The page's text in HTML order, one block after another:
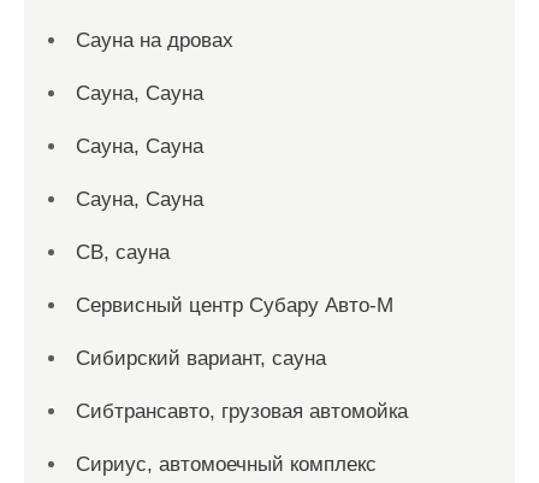
Сауна на дровах
Сауна, Сауна
Сауна, Сауна
Сауна, Сауна
СВ, сауна
Сервисный центр Субару Авто-М
Сибирский вариант, сауна
Сибтрансавто, грузовая автомойка
Сириус, автомоечный комплекс